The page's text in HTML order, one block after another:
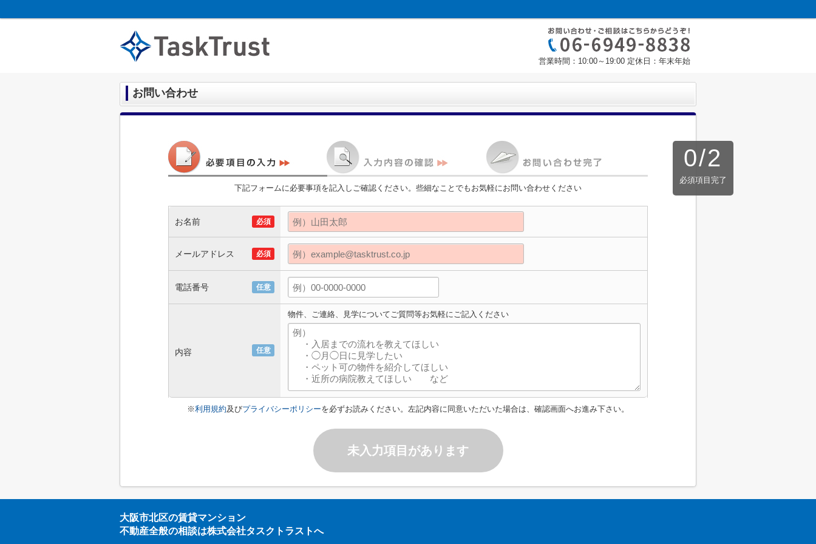
営業時間：10:00～19:00 定休日：年末年始
お問い合わせ
0/2
必須項目完了
下記フォームに必要事項を記入しご確認ください。些細なことでもお気軽にお問い合わせください
お名前 必須
メールアドレス 必須
電話番号 任意
内容 任意
物件、ご連絡、見学についてご質問等お気軽にご記入ください
※利用規約及びプライバシーポリシーを必ずお読みください。左記内容に同意いただいた場合は、確認画面へお進み下さい。
未入力項目があります
大阪市北区の賃貸マンション
不動産全般の相談は株式会社タスクトラストへ